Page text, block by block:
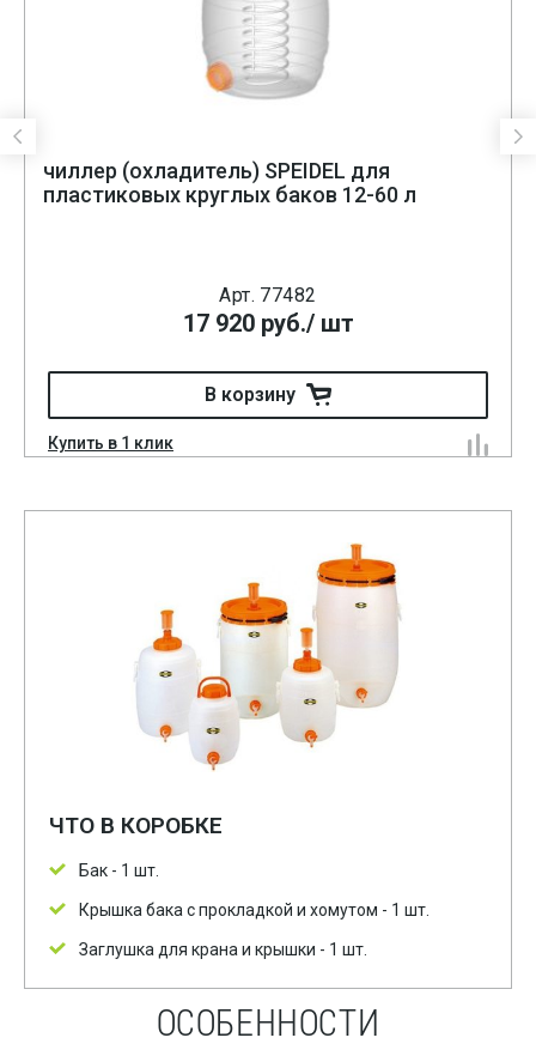
чиллер (охладитель) SPEIDEL для
пластиковых круглых баков 12-60 л
Арт. 77482
17 920руб./ шт
В корзину
Купить в 1 клик
ЧТО В КОРОБКЕ
Бак - 1 шт.
Крышка бака с прокладкой и хомутом - 1 шт.
Заглушка для крана и крышки - 1 шт.
ОСОБЕННОСТИ